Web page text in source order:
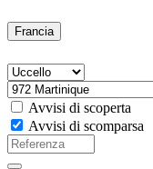
Francia
Avvisi di scoperta
Avvisi di scomparsa